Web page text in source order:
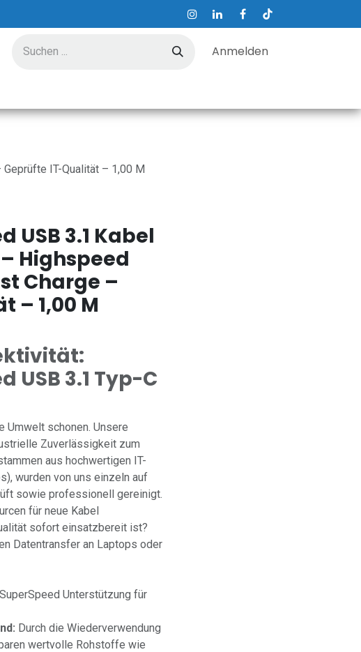
Anmelden
IT-Qualität – 1,00 M
USB 3.1 Kabel
Highspeed
Charge –
– 1,00 M
USB 3.1 Typ-C
Umwelt schonen. Unsere
Zuverlässigkeit zum
aus hochwertigen IT-
wurden von uns einzeln auf
sowie professionell gereinigt.
für neue Kabel
sofort einsatzbereit ist?
Datentransfer an Laptops oder
Unterstützung für
Durch die Wiederverwendung
wertvolle Rohstoffe wie